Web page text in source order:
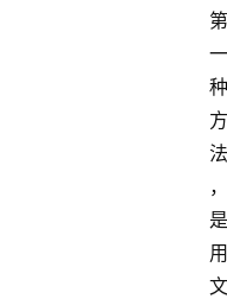
第
一
种
方
法
，
是
用
文